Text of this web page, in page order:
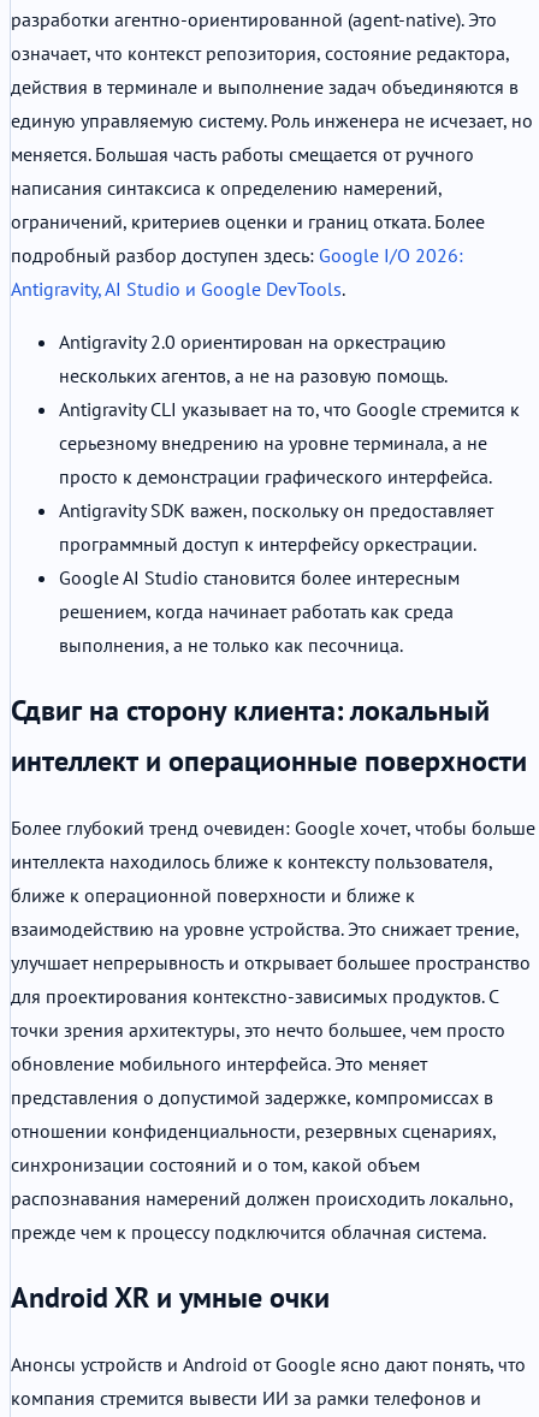
разработки агентно-ориентированной (agent-native). Это
означает, что контекст репозитория, состояние редактора,
действия в терминале и выполнение задач объединяются в
единую управляемую систему. Роль инженера не исчезает, но
меняется. Большая часть работы смещается от ручного
написания синтаксиса к определению намерений,
ограничений, критериев оценки и границ отката. Более
подробный разбор доступен здесь: Google I/O 2026:
Antigravity, AI Studio и Google DevTools.
Antigravity 2.0 ориентирован на оркестрацию
нескольких агентов, а не на разовую помощь.
Antigravity CLI указывает на то, что Google стремится к
серьезному внедрению на уровне терминала, а не
просто к демонстрации графического интерфейса.
Antigravity SDK важен, поскольку он предоставляет
программный доступ к интерфейсу оркестрации.
Google AI Studio становится более интересным
решением, когда начинает работать как среда
выполнения, а не только как песочница.
Сдвиг на сторону клиента: локальный
интеллект и операционные поверхности
Более глубокий тренд очевиден: Google хочет, чтобы больше
интеллекта находилось ближе к контексту пользователя,
ближе к операционной поверхности и ближе к
взаимодействию на уровне устройства. Это снижает трение,
улучшает непрерывность и открывает большее пространство
для проектирования контекстно-зависимых продуктов. С
точки зрения архитектуры, это нечто большее, чем просто
обновление мобильного интерфейса. Это меняет
представления о допустимой задержке, компромиссах в
отношении конфиденциальности, резервных сценариях,
синхронизации состояний и о том, какой объем
распознавания намерений должен происходить локально,
прежде чем к процессу подключится облачная система.
Android XR и умные очки
Анонсы устройств и Android от Google ясно дают понять, что
компания стремится вывести ИИ за рамки телефонов и